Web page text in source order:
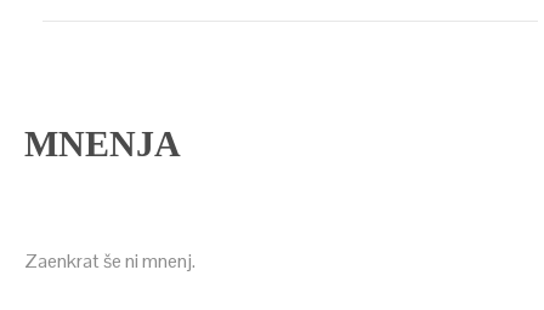
MNENJA
Zaenkrat še ni mnenj.